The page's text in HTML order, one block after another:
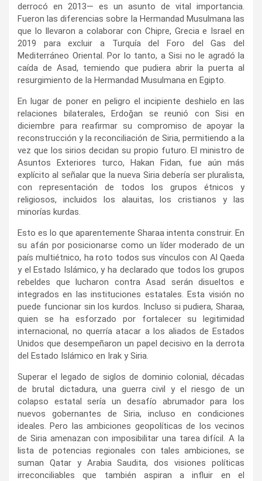
derrocó en 2013— es un asunto de vital importancia.
Fueron las diferencias sobre la Hermandad Musulmana las
que lo llevaron a colaborar con Chipre, Grecia e Israel en
2019 para excluir a Turquía del Foro del Gas del
Mediterráneo Oriental. Por lo tanto, a Sisi no le agradó la
caída de Asad, temiendo que pudiera abrir la puerta al
resurgimiento de la Hermandad Musulmana en Egipto.
En lugar de poner en peligro el incipiente deshielo en las
relaciones bilaterales, Erdoğan se reunió con Sisi en
diciembre para reafirmar su compromiso de apoyar la
reconstrucción y la reconciliación de Siria, permitiendo a la
vez que los sirios decidan su propio futuro. El ministro de
Asuntos Exteriores turco, Hakan Fidan, fue aún más
explícito al señalar que la nueva Siria debería ser pluralista,
con representación de todos los grupos étnicos y
religiosos, incluidos los alauitas, los cristianos y las
minorías kurdas.
Esto es lo que aparentemente Sharaa intenta construir. En
su afán por posicionarse como un líder moderado de un
país multiétnico, ha roto todos sus vínculos con Al Qaeda
y el Estado Islámico, y ha declarado que todos los grupos
rebeldes que lucharon contra Asad serán disueltos e
integrados en las instituciones estatales. Esta visión no
puede funcionar sin los kurdos. Incluso si pudiera, Sharaa,
quien se ha esforzado por fortalecer su legitimidad
internacional, no querría atacar a los aliados de Estados
Unidos que desempeñaron un papel decisivo en la derrota
del Estado Islámico en Irak y Siria.
Superar el legado de siglos de dominio colonial, décadas
de brutal dictadura, una guerra civil y el riesgo de un
colapso estatal sería un desafío abrumador para los
nuevos gobernantes de Siria, incluso en condiciones
ideales. Pero las ambiciones geopolíticas de los vecinos
de Siria amenazan con imposibilitar una tarea difícil. A la
lista de potencias regionales con tales ambiciones, se
suman Qatar y Arabia Saudita, dos visiones políticas
irreconciliables que también aspiran a influir en el